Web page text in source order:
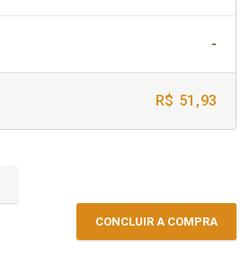
-
R$ 51,93
CONCLUIR A COMPRA